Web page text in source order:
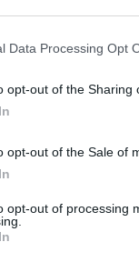
Data Processing Opt
opt-out of the Sharing
opt-out of the Sale of
opt-out of processing
Games que se
con el
Flisler, que
destaca la
que se unirá al
Capital compra el